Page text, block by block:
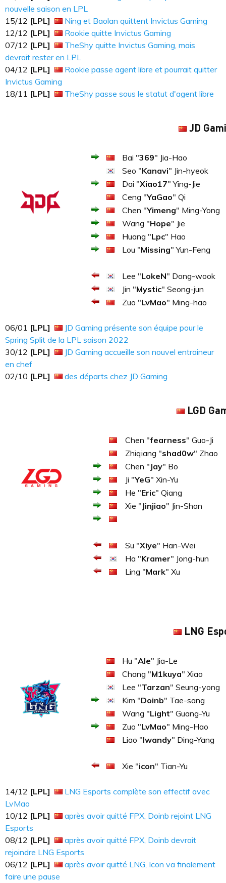
nouvelle saison en LPL
15​​​/12 [LPL]
Ning et Baolan quittent Invictus Gaming
12​​​/12 [LPL]
Rookie quitte Invictus Gaming
07​​​/12 [LPL]
TheShy quitte Invictus Gaming, mais
devrait rester en LPL
04/12 [LPL]
Rookie passe agent libre et pourrait quitter
Invictus Gaming
18/11 [LPL] TheShy passe sous le statut d'agent libre
JD
Bai "369" Jia-Hao
Seo "Kanavi" Jin-hyeok
Dai "Xiao17" Ying-Jie
Ceng "YaGao" Qi
Chen "Yimeng" Ming-Yong
Wang "Hope" Jie
Huang "Lpc" Hao
Lou "Missing" Yun-Feng
Lee "LokeN" Dong-wook
Jin "Mystic" Seong-jun
Zuo "LvMao" Ming-hao
06​​​/01 [LPL]
JD Gaming présente son équipe pour le
Spring Split de la LPL saison 2022
30​​​/12 [LPL]
JD Gaming accueille son nouvel entraineur
en chef
02/10 [LPL] des départs chez JD Gaming
LGD
Chen "fearness" Guo-Ji
Zhiqiang "shad0w" Zhao
Chen " Jay" Bo
Ji "YeG" Xin-Yu
He "Eric" Qiang
Xie " Jinjiao" Jin-Shan
Su "Xiye" Han-Wei
Ha "Kramer" Jong-hun
Ling "Mark" Xu
LNG
Hu "Ale" Jia-Le
Chang "M1kuya" Xiao
Lee "Tarzan" Seung-yong
Kim "Doinb" Tae-sang
Wang "Light" Guang-Yu
Zuo "LvMao" Ming-Hao
Liao "lwandy" Ding-Yang
Xie "icon" Tian-Yu
14​​​/12 [LPL]
LNG Esports complète son effectif avec
LvMao
10​​​/12 [LPL]
après avoir quitté FPX, Doinb rejoint LNG
Esports
08​​​/12 [LPL]
après avoir quitté FPX, Doinb devrait
rejoindre LNG Esports
06​​​/12 [LPL]
après avoir quitté LNG, Icon va finalement
faire une pause